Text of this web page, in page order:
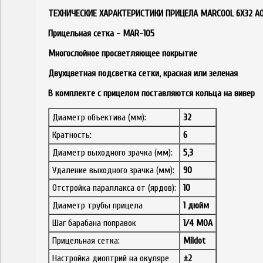
ТЕХНИЧЕСКИЕ ХАРАКТЕРИСТИКИ ПРИЦЕЛА MARCOOL 6X32
Прицельная сетка - MAR-105
Многослойное просветляющее покрытие
Двухцветная подсветка сетки, красная или зеленая
В комплекте с прицелом поставляются кольца на вивер
Диаметр объектива (мм):
32
Кратность:
6
Диаметр выходного зрачка (мм):
5,3
Удаление выходного зрачка (мм):
90
Отстройка параллакса от (ярдов):
10
Диаметр трубы прицела
1 дюйм
Шаг барабана поправок
1/4 MОА
Прицельная сетка:
Mildot
Настройка диоптрий на окуляре
±2